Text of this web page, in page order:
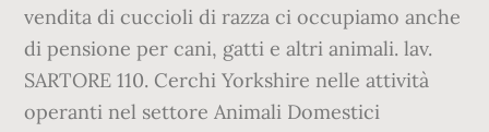
vendita di cuccioli di razza ci occupiamo anche
di pensione per cani, gatti e altri animali. lav.
SARTORE 110. Cerchi Yorkshire nelle attività
operanti nel settore Animali Domestici